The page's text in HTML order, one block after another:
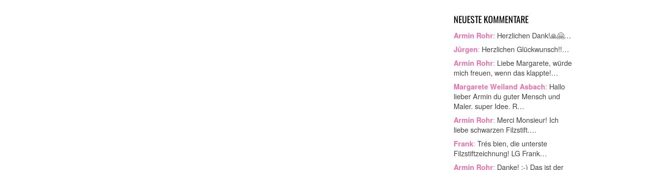
NEUESTE KOMMENTARE
Armin Rohr: Herzlichen Dank!🙏🤗…
Jürgen: Herzlichen Glückwunsch!!…
Armin Rohr: Liebe Margarete, würde
mich freuen, wenn das klappte!…
Margarete Weiland Asbach: Hallo
lieber Armin du guter Mensch und
Maler. super Idee. R…
Armin Rohr: Merci Monsieur! Ich
liebe schwarzen Filzstift.…
Frank: Trés bien, die unterste
Filzstiftzeichnung! LG Frank…
Armin Rohr: Danke! ;-) Das ist der